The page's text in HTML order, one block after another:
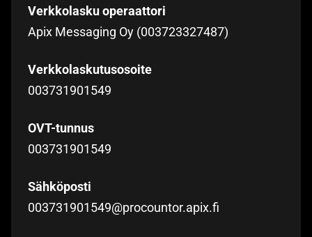
Verkkolasku operaattori
Apix Messaging Oy (003723327487)
Verkkolaskutusosoite
003731901549
OVT-tunnus
003731901549
Sähköposti
003731901549@procountor.apix.fi